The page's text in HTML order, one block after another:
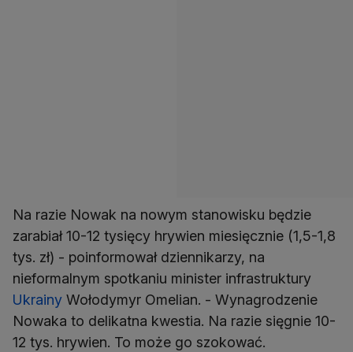
Na razie Nowak na nowym stanowisku będzie
zarabiał 10-12 tysięcy hrywien miesięcznie (1,5-1,8
tys. zł) - poinformował dziennikarzy, na
nieformalnym spotkaniu minister infrastruktury
Ukrainy Wołodymyr Omelian. - Wynagrodzenie
Nowaka to delikatna kwestia. Na razie sięgnie 10-
12 tys. hrywien. To może go szokować.